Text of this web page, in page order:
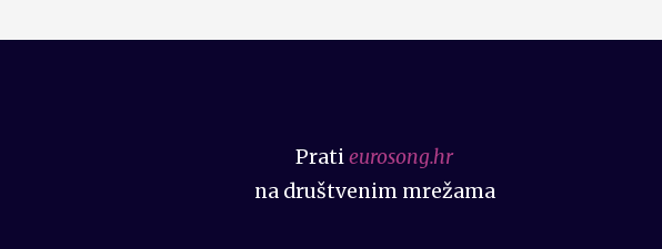
Pratieurosong.hr
na društvenim mrežama